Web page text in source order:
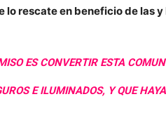
lo rescate en beneficio de las y
ES CONVERTIR ESTA
E ILUMINADOS, Y QUE